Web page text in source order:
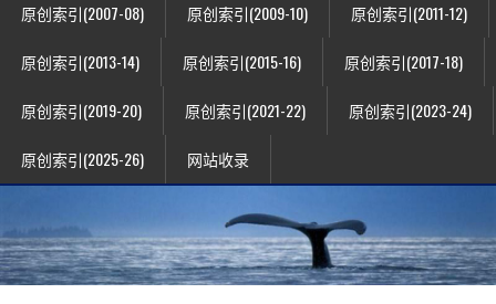
原创索引(2007-08) 原创索引(2009-10) 原创索引(2011-12)
原创索引(2013-14) 原创索引(2015-16) 原创索引(2017-18)
原创索引(2019-20) 原创索引(2021-22) 原创索引(2023-24)
原创索引(2025-26) 网站收录